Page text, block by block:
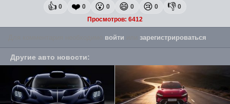
👍 0 ❤️ 0 😮 0 😄 0 😢 0 👎 0
Просмотров: 6412
войти зарегистрироваться
Другие авто новости: